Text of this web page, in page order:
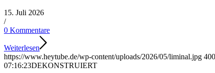
15. Juli 2026
/
0 Kommentare
Weiterlesen
https://www.heytube.de/wp-content/uploads/2026/05/liminal.jpg 400
07:16:23DEKONSTRUIERT